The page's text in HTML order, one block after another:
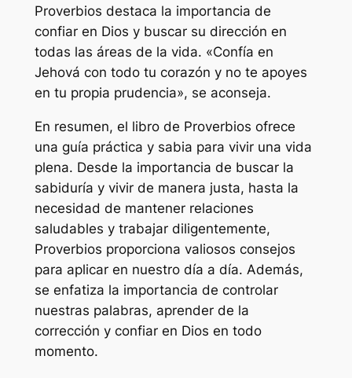
Proverbios destaca la importancia de
confiar en Dios y buscar su dirección en
todas las áreas de la vida. «Confía en
Jehová con todo tu corazón y no te apoyes
en tu propia prudencia», se aconseja.
En resumen, el libro de Proverbios ofrece
una guía práctica y sabia para vivir una vida
plena. Desde la importancia de buscar la
sabiduría y vivir de manera justa, hasta la
necesidad de mantener relaciones
saludables y trabajar diligentemente,
Proverbios proporciona valiosos consejos
para aplicar en nuestro día a día. Además,
se enfatiza la importancia de controlar
nuestras palabras, aprender de la
corrección y confiar en Dios en todo
momento.